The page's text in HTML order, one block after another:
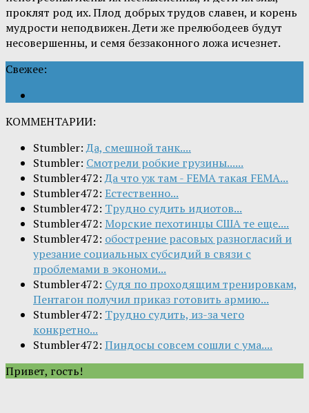
проклят род их. Плод добрых трудов славен, и корень
мудрости неподвижен. Дети же прелюбодеев будут
несовершенны, и семя беззаконного ложа исчезнет.
Свежее:
КОММЕНТАРИИ:
Stumbler:Да, смешной танк....
Stumbler: Смотрели робкие грузины......
Stumbler472:Да что уж там - FEMA такая FEMA...
Stumbler472: Естественно...
Stumbler472: Трудно судить идиотов...
Stumbler472: Морские пехотинцы США те еще....
Stumbler472: обострение расовых разногласий и
урезание социальных субсидий в связи с
проблемами в экономи...
Stumbler472: Судя по проходящим тренировкам,
Пентагон получил приказ готовить армию...
Stumbler472: Трудно судить, из-за чего
конкретно...
Stumbler472: Пиндосы совсем сошли с ума....
Привет, гость!